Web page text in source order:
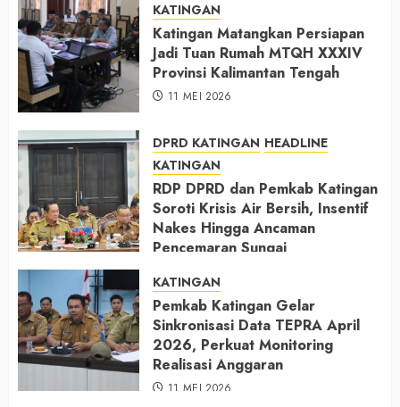
KATINGAN
Katingan Matangkan Persiapan
Jadi Tuan Rumah MTQH XXXIV
Provinsi Kalimantan Tengah
11 MEI 2026
DPRD KATINGAN HEADLINE
KATINGAN
RDP DPRD dan Pemkab Katingan
Soroti Krisis Air Bersih, Insentif
Nakes Hingga Ancaman
Pencemaran Sungai
KATINGAN
Pemkab Katingan Gelar
Sinkronisasi Data TEPRA April
2026, Perkuat Monitoring
Realisasi Anggaran
11 MEI 2026